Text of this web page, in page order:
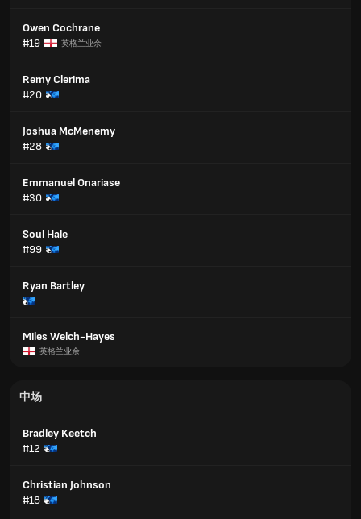
Owen Cochrane
#19
英格兰业余
Remy Clerima
#20
Joshua McMenemy
#28
Emmanuel Onariase
#30
Soul Hale
#99
Ryan Bartley
Miles Welch-Hayes
英格兰业余
中场
Bradley Keetch
#12
Christian Johnson
#18